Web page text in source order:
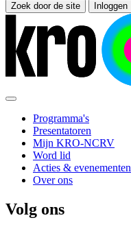
Zoek door de site Inloggen
Programma's
Presentatoren
Mijn KRO-NCRV
Word lid
Acties & evenementen
Over ons
Volg ons